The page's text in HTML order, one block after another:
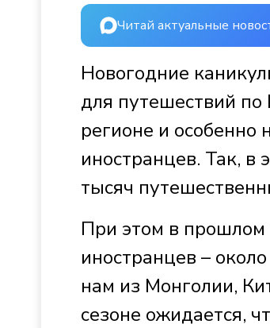
Читай актуальные
Новогодние
для путешествий
регионе и особенно
иностранцев. Так, в
тысяч
При этом в прошлом
иностранцев –
нам из Монголии,
сезоне ожидается,